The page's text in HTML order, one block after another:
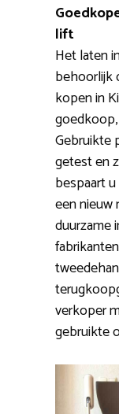
lift
Het laten
behoorlijk
kopen in
Gebruikte
getest en
bespaart
een nieuw
duurzame
verkoper
gebruikte